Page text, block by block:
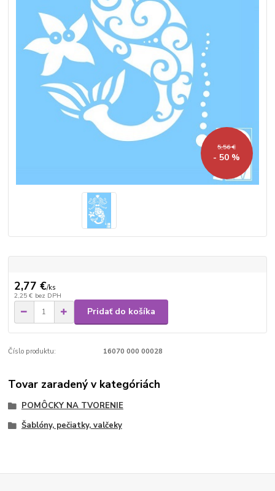
5,56 €
- 50 %
2,77 €/ks
2,25 € bez DPH
Pridať do košíka
Číslo produktu: 16070 000 00028
Tovar zaradený v kategóriách
POMÔCKY NA TVORENIE
Šablóny, pečiatky, valčeky